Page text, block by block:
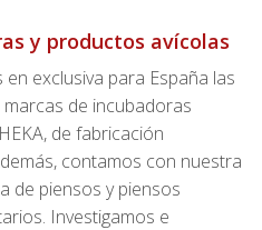
y productos avícolas
en exclusiva para España las
de incubadoras
de fabricación
contamos con nuestra
de piensos y piensos
Investigamos e